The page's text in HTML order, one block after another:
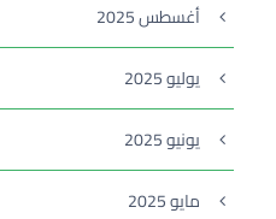
أغسطس 2025
يوليو 2025
يونيو 2025
مايو 2025